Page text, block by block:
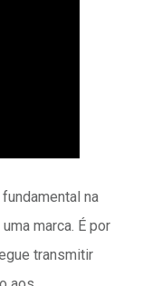
na
marca. É por
transmitir